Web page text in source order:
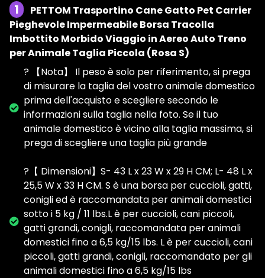
1
PETTOM Trasportino Cane Gatto Pet Carrier
Pieghevole Impermeabile Borsa Tracolla
Imbottito Morbido Viaggio in Aereo Auto Treno
per Animale Taglia Piccola (Rosa S)
? 【Nota】 Il peso è solo per riferimento, si prega
di misurare la taglia del vostro animale domestico
prima dell'acquisto e scegliere secondo le
informazioni sulla taglia nella foto. Se il tuo
animale domestico è vicino alla taglia massima, si
prega di scegliere una taglia più grande
?【 Dimensioni】S- 43 L x 23 W x 29 H CM; L- 48 L x
25,5 W x 33 H CM. S è una borsa per cuccioli, gatti,
conigli ed è raccomandata per animali domestici
sotto i 5 kg / 11 lbs.L è per cuccioli, cani piccoli,
gatti grandi, conigli, raccomandata per animali
domestici fino a 6,5 kg/15 lbs. L è per cuccioli, cani
piccoli, gatti grandi, conigli, raccomandato per gli
animali domestici fino a 6,5 kg/15 lbs